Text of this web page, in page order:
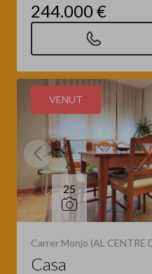
244.000 €
VENUT
25
Carrer Monjo (AL CENTRE
Casa